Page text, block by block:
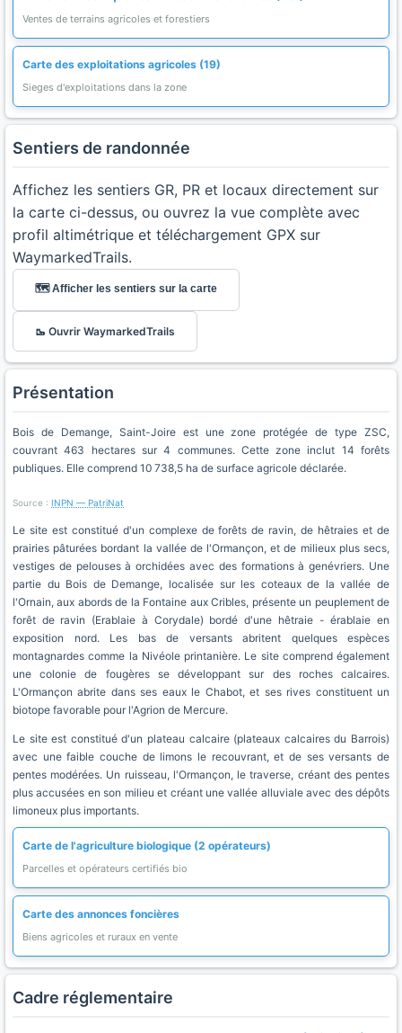
Ventes de terrains agricoles et forestiers
Carte des exploitations agricoles (19)
Sieges d'exploitations dans la zone
Sentiers de randonnée
Affichez les sentiers GR, PR et locaux directement sur
la carte ci-dessus, ou ouvrez la vue complète avec
profil altimétrique et téléchargement GPX sur
WaymarkedTrails.
🗺️ Afficher les sentiers sur la carte
🥾 Ouvrir WaymarkedTrails
Présentation
Bois de Demange, Saint-Joire est une zone protégée de type ZSC,
couvrant 463 hectares sur 4 communes. Cette zone inclut 14 forêts
publiques. Elle comprend 10 738,5 ha de surface agricole déclarée.
Source : INPN — PatriNat
Le site est constitué d'un complexe de forêts de ravin, de hêtraies et de
prairies pâturées bordant la vallée de l'Ormançon, et de milieux plus secs,
vestiges de pelouses à orchidées avec des formations à genévriers. Une
partie du Bois de Demange, localisée sur les coteaux de la vallée de
l'Ornain, aux abords de la Fontaine aux Cribles, présente un peuplement de
forêt de ravin (Erablaie à Corydale) bordé d'une hêtraie - érablaie en
exposition nord. Les bas de versants abritent quelques espèces
montagnardes comme la Nivéole printanière. Le site comprend également
une colonie de fougères se développant sur des roches calcaires.
L'Ormançon abrite dans ses eaux le Chabot, et ses rives constituent un
biotope favorable pour l'Agrion de Mercure.
Le site est constitué d'un plateau calcaire (plateaux calcaires du Barrois)
avec une faible couche de limons le recouvrant, et de ses versants de
pentes modérées. Un ruisseau, l'Ormançon, le traverse, créant des pentes
plus accusées en son milieu et créant une vallée alluviale avec des dépôts
limoneux plus importants.
Carte de l'agriculture biologique (2 opérateurs)
Parcelles et opérateurs certifiés bio
Carte des annonces foncières
Biens agricoles et ruraux en vente
Cadre réglementaire